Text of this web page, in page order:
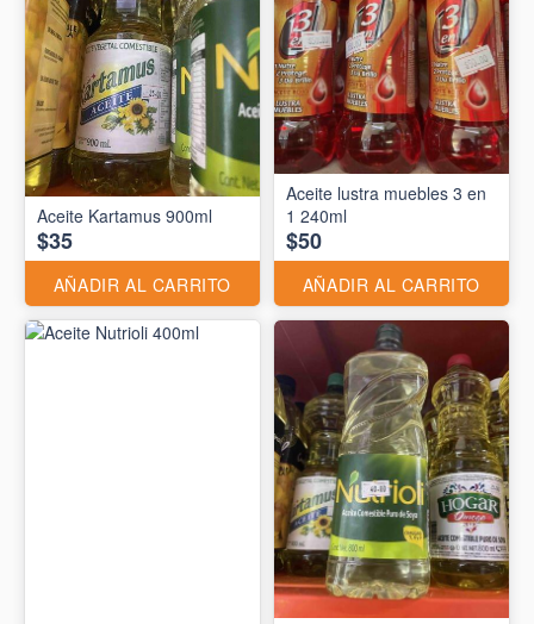
Aceite Kartamus 900ml
$35
AÑADIR AL CARRITO
Aceite lustra muebles 3 en
1 240ml
$50
AÑADIR AL CARRITO